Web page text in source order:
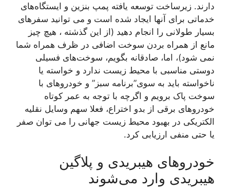
دارند. زیرساخت توسعه یافته پمپ بنزین و ایستگاه‌های
خدماتی برای آنها ایجاد شده است و می توانید سفرهای
بسیار طولانی را انجام دهید (از این گذشته ، هیچ چیز
مانع از همراه بردن سوخت اضافی در ظرف همراه شما
نمی شود)، اما، صادقانه بگویم، سوخت‌های فسیلی
دوستی مناسبی با محیط زیست ندارد و خواسته یا
ناخواسته باید به سوی”برنامه سبز” و خودروهای با
سوخت پاک برویم و اگرچه با توجه به عمر کوتاه
خودروهای برقی از بدو اختراع، فعلا سهم وسایل نقلیه
الکتریکی در بهبود محیط زیست جهانی را می توان صفر
یا حتی منفی ارزیابی کرد.
خودروهای هیبریدی و پلاگین
هیبریدی وارد می‌شوند